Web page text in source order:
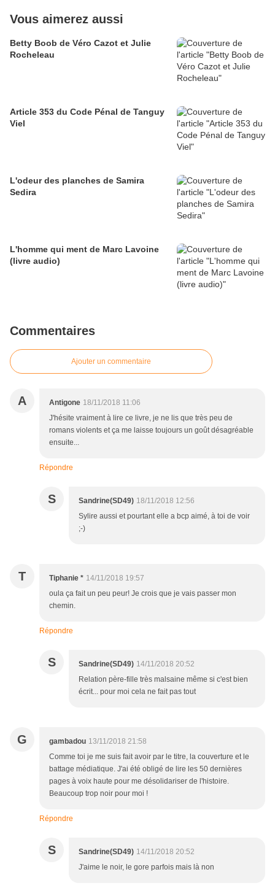
Vous aimerez aussi
Betty Boob de Véro Cazot et Julie
Rocheleau
Article 353 du Code Pénal de Tanguy
Viel
L'odeur des planches de Samira
Sedira
L'homme qui ment de Marc Lavoine
(livre audio)
Commentaires
Ajouter un commentaire
A Antigone 18/11/2018 11:06
J'hésite vraiment à lire ce livre, je ne lis que très peu de
romans violents et ça me laisse toujours un goût désagréable
ensuite...
Répondre
S Sandrine(SD49) 18/11/2018 12:56
Sylire aussi et pourtant elle a bcp aimé, à toi de voir
;-)
T Tiphanie * 14/11/2018 19:57
oula ça fait un peu peur! Je crois que je vais passer mon
chemin.
Répondre
S Sandrine(SD49) 14/11/2018 20:52
Relation père-fille très malsaine même si c'est bien
écrit... pour moi cela ne fait pas tout
G gambadou 13/11/2018 21:58
Comme toi je me suis fait avoir par le titre, la couverture et le
battage médiatique. J'ai été obligé de lire les 50 dernières
pages à voix haute pour me désolidariser de l'histoire.
Beaucoup trop noir pour moi !
Répondre
S Sandrine(SD49) 14/11/2018 20:52
J'aime le noir, le gore parfois mais là non